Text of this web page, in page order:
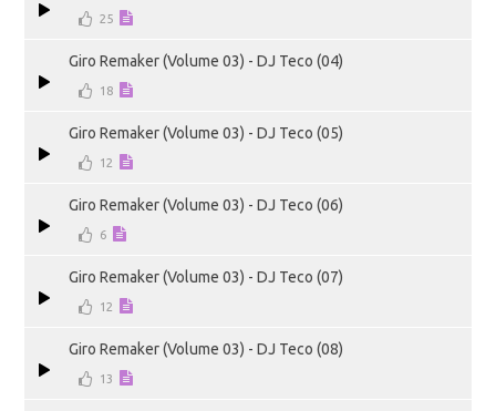
25
Giro Remaker (Volume 03) - DJ Teco (04)
18
Giro Remaker (Volume 03) - DJ Teco (05)
12
Giro Remaker (Volume 03) - DJ Teco (06)
6
Giro Remaker (Volume 03) - DJ Teco (07)
12
Giro Remaker (Volume 03) - DJ Teco (08)
13